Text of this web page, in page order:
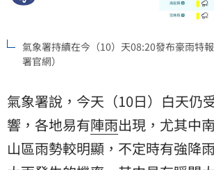
氣象署持續在今（10）天08:20發布豪雨特
署官網）
氣象署說，今天（10日）白天仍
響，各地易有陣雨出現，尤其中
山區雨勢較明顯，不定時有強降